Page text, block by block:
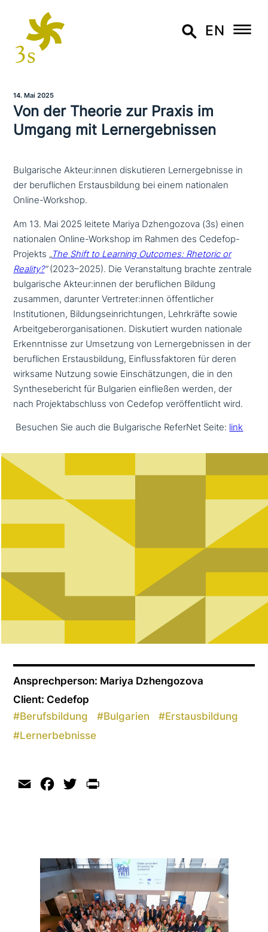
EN
14. Mai 2025
Von der Theorie zur Praxis im
Umgang mit Lernergebnissen
Bulgarische Akteur:innen diskutieren Lernergebnisse in
der beruflichen Erstausbildung bei einem nationalen
Online-Workshop.
Am 13. Mai 2025 leitete Mariya Dzhengozova (3s) einen
natio­na­len Online-Workshop im Rahmen des Cedefop-
Projekts „The Shift to Learning Outcomes: Rhetoric or
Reality?“(2023–2025). Die Veranstaltung brachte zentrale
bul­ga­ri­sche Akteur:innen der beruf­li­chen Bildung
zusammen, darunter Vertreter:innen öffent­li­cher
Institutionen, Bildungseinrichtungen, Lehrkräfte sowie
Arbeitgeberorganisationen. Diskutiert wurden nationale
Erkenntnisse zur Umsetzung von Lernergebnissen in der
beruf­li­chen Erstausbildung, Einflussfaktoren für deren
wirksame Nutzung sowie Einschätzungen, die in den
Synthesebericht für Bulgarien ein­flie­ßen werden, der
nach Projektabschluss von Cedefop ver­öf­fent­licht wird.
Besuchen Sie auch die Bulgarische ReferNet Seite: link
Ansprechperson: Mariya Dzhengozova
Client: Cedefop
#Berufsbildung #Bulgarien #Erstausbildung
#Lernerbebnisse
Email Facebook
Twitter